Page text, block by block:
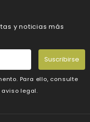
y noticias más
Suscribirse
Para ello, consulte
legal.